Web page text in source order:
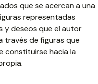
que se acercan a una
representadas
y deseos que el autor
través de figuras que
constituirse hacia la